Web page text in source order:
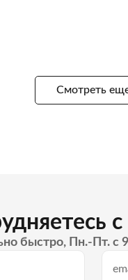
Смотреть
быстро, Пн.-Пт. с